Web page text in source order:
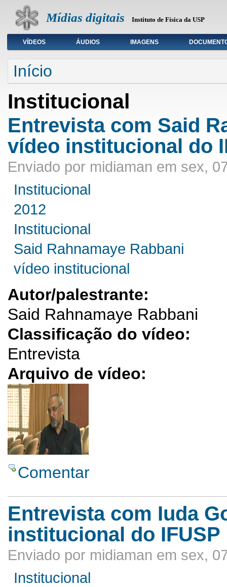
Mídias digitais Instituto de Física da USP
Seleção de tipo de mídia
VÍDEOS ÁUDIOS IMAGENS
Início
Institucional
Entrevista com Said
vídeo institucional do
Enviado por midiaman em sex,
Institucional
2012
Institucional
Said Rahnamaye Rabbani
vídeo institucional
Autor/palestrante:
Said Rahnamaye Rabbani
Classificação do vídeo:
Entrevista
Arquivo de vídeo:
Comentar
Entrevista com Iuda
institucional do IFUSP
Enviado por midiaman em sex,
Institucional